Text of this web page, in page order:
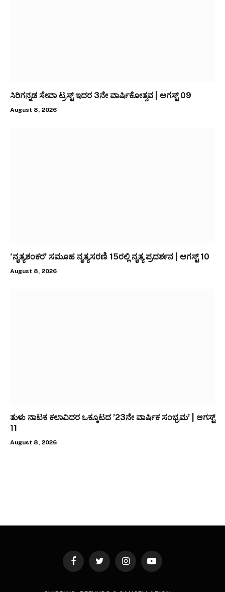
ಸಿರಿಗನ್ನಡ ಸೇವಾ ಟ್ರಸ್ಟ್ ಇದರ 3ನೇ ವಾರ್ಷಿಕೋತ್ಸವ | ಆಗಸ್ಟ್ 09
August 8, 2026
‘ನೃತ್ಯಶಂಕರ’ ಸಮೂಹ ನೃತ್ಯಸರಣಿ 15ರಲ್ಲಿ ನೃತ್ಯ ಪ್ರದರ್ಶನ | ಆಗಸ್ಟ್ 10
August 8, 2026
ತುಳು ನಾಟಕ ಕಲಾವಿದರ ಒಕ್ಕೂಟದ ’23ನೇ ವಾರ್ಷಿಕ ಸಂಭ್ರಮ’ | ಆಗಸ್ಟ್
11
August 8, 2026
FacebookTwitter InstagramYouTube